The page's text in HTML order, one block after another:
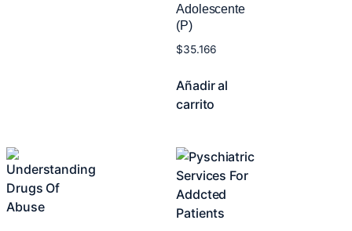
Adolescente
(P)
$35.166
Añadir al
carrito